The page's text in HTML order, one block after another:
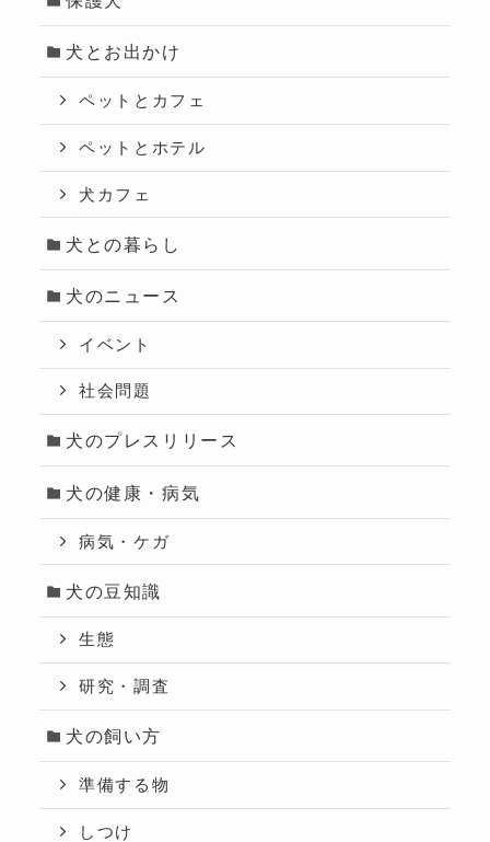
犬とお出かけ
ペットとカフェ
ペットとホテル
犬カフェ
犬との暮らし
犬のニュース
イベント
社会問題
犬のプレスリリース
犬の健康・病気
病気・ケガ
犬の豆知識
生態
研究・調査
犬の飼い方
準備する物
しつけ